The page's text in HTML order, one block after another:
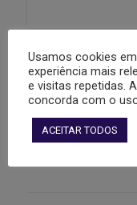
Carrinho
Usamos cookies
experiência mais
e visitas repetidas.
concorda com o uso
ACEITAR TODOS